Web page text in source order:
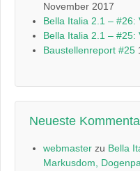
November 2017
Bella Italia 2.1 – #26:
Bella Italia 2.1 – #25:
Baustellenreport #25
Neueste
webmaster zu Bella
Markusdom,